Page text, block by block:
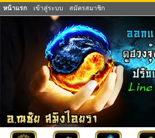
หน้าแรก เข้าสู่ระบบ สมัครสมาชิก